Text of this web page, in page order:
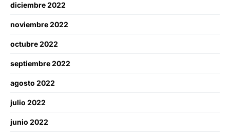
diciembre 2022
noviembre 2022
octubre 2022
septiembre 2022
agosto 2022
julio 2022
junio 2022